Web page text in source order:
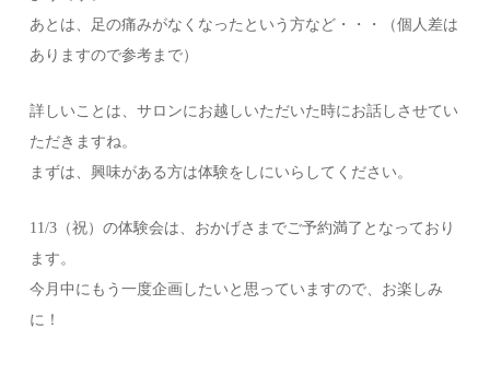
あとは、足の痛みがなくなったという方など・・・（個人差は
ありますので参考まで）
詳しいことは、サロンにお越しいただいた時にお話しさせてい
ただきますね。
まずは、興味がある方は体験をしにいらしてください。
11/3（祝）の体験会は、おかげさまでご予約満了となっており
ます。
今月中にもう一度企画したいと思っていますので、お楽しみ
に！